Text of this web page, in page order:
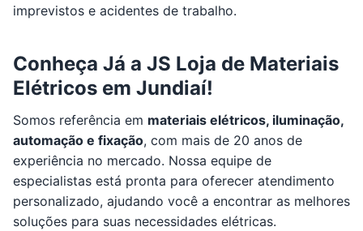
imprevistos e acidentes de trabalho.
Conheça Já a JS Loja de Materiais
Elétricos em Jundiaí!
Somos referência em materiais elétricos, iluminação,
automação e fixação, com mais de 20 anos de
experiência no mercado. Nossa equipe de
especialistas está pronta para oferecer atendimento
personalizado, ajudando você a encontrar as melhores
soluções para suas necessidades elétricas.